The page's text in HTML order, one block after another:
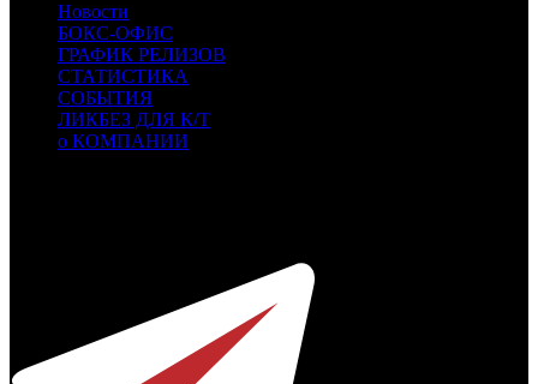
Новости
БОКС-ОФИС
ГРАФИК РЕЛИЗОВ
СТАТИСТИКА
СОБЫТИЯ
ЛИКБЕЗ ДЛЯ К/Т
о КОМПАНИИ